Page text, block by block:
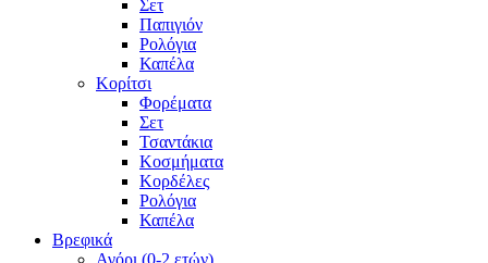
Σετ
Παπιγιόν
Ρολόγια
Καπέλα
Κορίτσι
Φορέματα
Σετ
Τσαντάκια
Κοσμήματα
Κορδέλες
Ρολόγια
Καπέλα
Βρεφικά